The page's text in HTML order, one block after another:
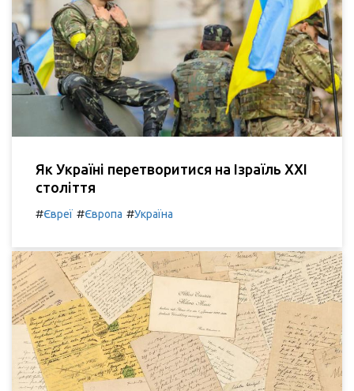
Як Україні перетворитися на Ізраїль XXI
століття
#Євреї #Європа #Україна